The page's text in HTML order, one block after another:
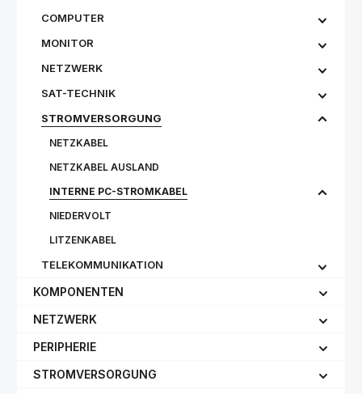
COMPUTER
MONITOR
NETZWERK
SAT-TECHNIK
STROMVERSORGUNG
NETZKABEL
NETZKABEL AUSLAND
INTERNE PC-STROMKABEL
NIEDERVOLT
LITZENKABEL
TELEKOMMUNIKATION
KOMPONENTEN
NETZWERK
PERIPHERIE
STROMVERSORGUNG